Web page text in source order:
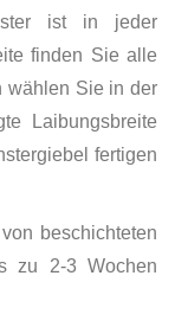
ist in jeder
finden Sie alle
wählen Sie in der
Laibungsbreite
fertigen
beschichteten
zu 2-3 Wochen